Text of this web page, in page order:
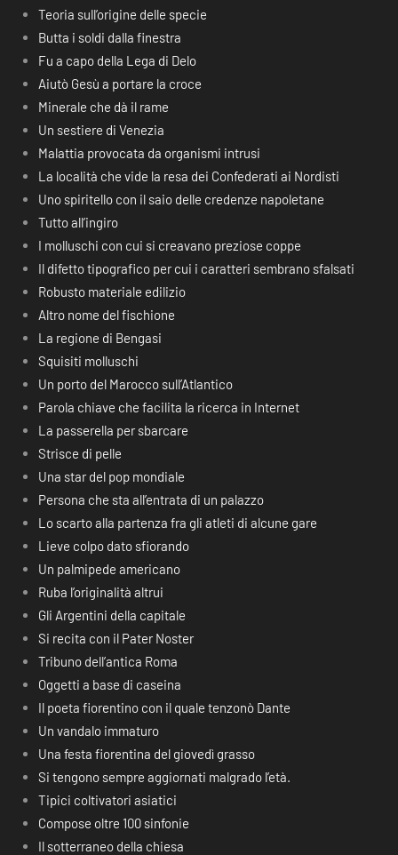
Teoria sull’origine delle specie
Butta i soldi dalla finestra
Fu a capo della Lega di Delo
Aiutò Gesù a portare la croce
Minerale che dà il rame
Un sestiere di Venezia
Malattia provocata da organismi intrusi
La località che vide la resa dei Confederati ai Nordisti
Uno spiritello con il saio delle credenze napoletane
Tutto all’ingiro
I molluschi con cui si creavano preziose coppe
Il difetto tipografico per cui i caratteri sembrano sfalsati
Robusto materiale edilizio
Altro nome del fischione
La regione di Bengasi
Squisiti molluschi
Un porto del Marocco sull’Atlantico
Parola chiave che facilita la ricerca in Internet
La passerella per sbarcare
Strisce di pelle
Una star del pop mondiale
Persona che sta all’entrata di un palazzo
Lo scarto alla partenza fra gli atleti di alcune gare
Lieve colpo dato sfiorando
Un palmipede americano
Ruba l’originalità altrui
Gli Argentini della capitale
Si recita con il Pater Noster
Tribuno dell’antica Roma
Oggetti a base di caseina
Il poeta fiorentino con il quale tenzonò Dante
Un vandalo immaturo
Una festa fiorentina del giovedì grasso
Si tengono sempre aggiornati malgrado l’età.
Tipici coltivatori asiatici
Compose oltre 100 sinfonie
Il sotterraneo della chiesa